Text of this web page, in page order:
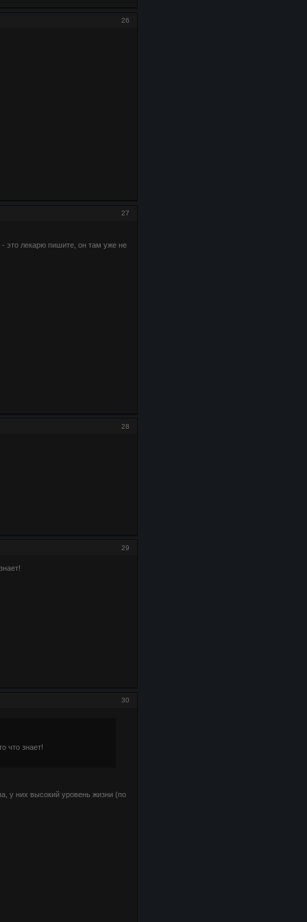
26
27
это лекарю пишите, он там уже не
28
29
30
что знает!
у них высокий уровень жизни (по